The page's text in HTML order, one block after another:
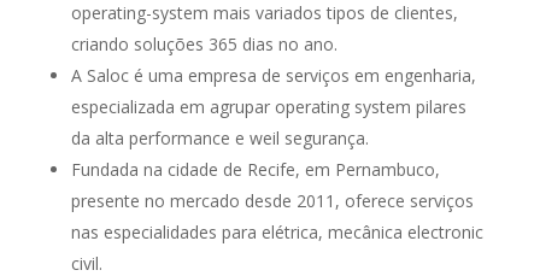
operating-system mais variados tipos de clientes,
criando soluções 365 dias no ano.
A Saloc é uma empresa de serviços em engenharia,
especializada em agrupar operating system pilares
da alta performance e weil segurança.
Fundada na cidade de Recife, em Pernambuco,
presente no mercado desde 2011, oferece serviços
nas especialidades para elétrica, mecânica electronic
civil.